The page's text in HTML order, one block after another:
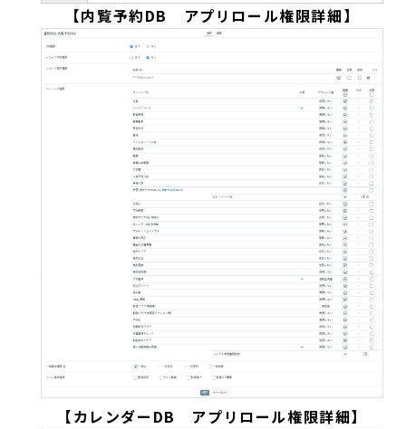
【内覧予約DB アプリロール権限詳細】
【カレンダーDB アプリロール権限詳細】